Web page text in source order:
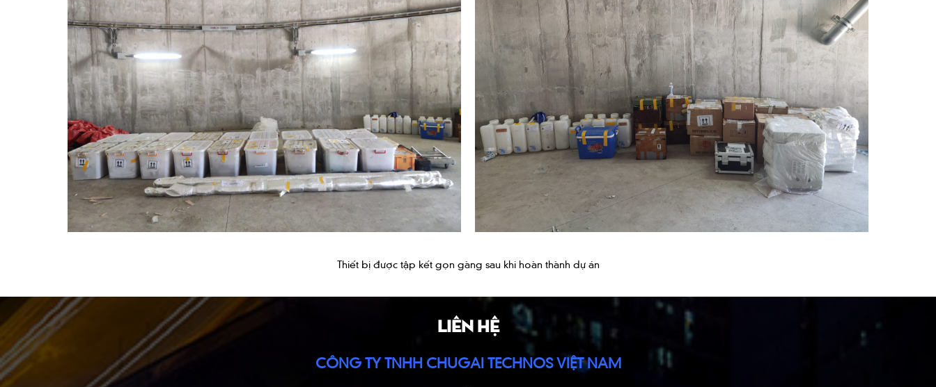
Thiết bị được tập kết gọn gàng sau khi hoàn thành dự án
LIÊN HỆ
CÔNG TY TNHH CHUGAI TECHNOS VIỆT NAM